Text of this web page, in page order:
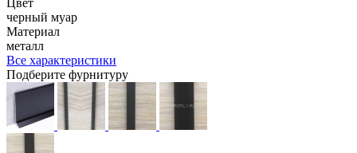
черный муар
Материал
металл
Все характеристики
Подберите фурнитуру